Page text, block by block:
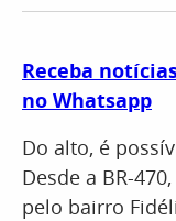
Receba
no Whatsapp
Do alto, é
Desde a BR-
pelo bairro